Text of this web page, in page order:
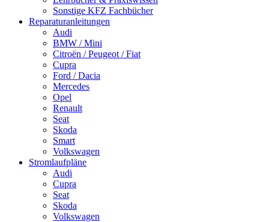
Sonstige KFZ Fachbücher
Reparaturanleitungen
Audi
BMW / Mini
Citroën / Peugeot / Fiat
Cupra
Ford / Dacia
Mercedes
Opel
Renault
Seat
Skoda
Smart
Volkswagen
Stromlaufpläne
Audi
Cupra
Seat
Skoda
Volkswagen